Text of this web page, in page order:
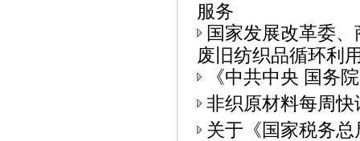
服务
国家发展改革委
废旧纺织品循环利
《中共中央 国务
非织原材料每周快
关于《国家税务